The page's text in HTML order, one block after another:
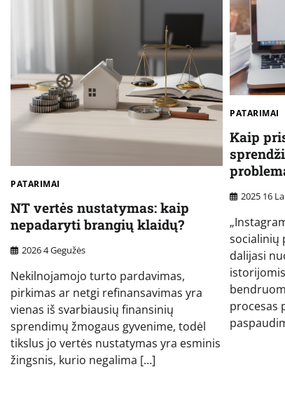
PATARIMAI
NT vertės nustatymas: kaip
nepadaryti brangių klaidų?
2026 4 Gegužės
Nekilnojamojo turto pardavimas,
pirkimas ar netgi refinansavimas yra
vienas iš svarbiausių finansinių
sprendimų žmogaus gyvenime, todėl
tikslus jo vertės nustatymas yra esminis
žingsnis, kurio negalima […]
PATARIMAI
Kaip
2025 16
socialinių
dalijasi
procesas